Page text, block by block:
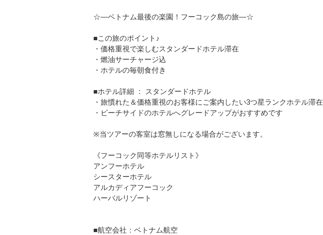
☆―ベトナム最後の楽園！フーコック島の旅―☆
■この旅のポイント♪
・価格重視で楽しむスタンダードホテル滞在
・燃油サーチャージ込
・ホテルの毎朝食付き
■ホテル詳細 ： スタンダードホテル
・旅慣れた＆価格重視のお客様にご案内したい3つ星ランクホテル滞在
・ビーチサイドのホテルへグレードアップがおすすめです
※当ツアーの客室は窓無しになる場合がございます。
《フーコック同等ホテルリスト》
アンフーホテル
シースターホテル
アルカディアフーコック
ハーバルリゾート
■航空会社：ベトナム航空